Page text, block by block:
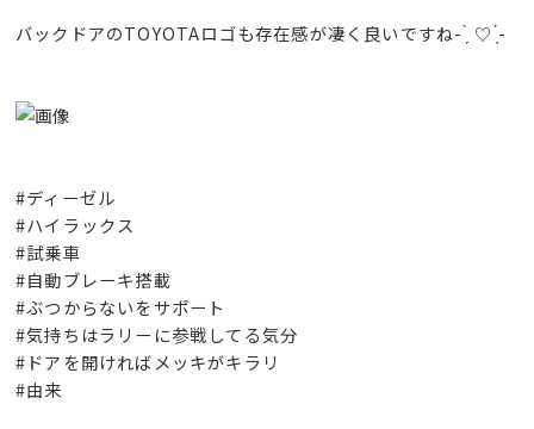
バックドアのTOYOTAロゴも存在感が凄く良いですね- ̗̀ ♡ ̖́-
#ディーゼル
#ハイラックス
#試乗車
#自動ブレーキ搭載
#ぶつからないをサポート
#気持ちはラリーに参戦してる気分
#ドアを開ければメッキがキラリ
#由来